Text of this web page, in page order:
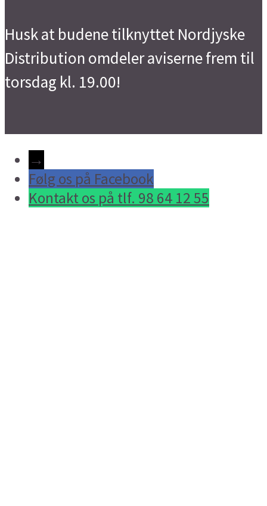
Husk at budene tilknyttet Nordjyske
Distribution omdeler aviserne frem til
torsdag kl. 19.00!
→
Følg os på Facebook
Kontakt os på tlf. 98 64 12 55